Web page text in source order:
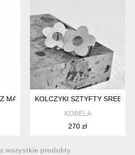
MALACHITEMKOLCZYKI SZTYFTY
KOBELA
270 zł
wszystkie produkty